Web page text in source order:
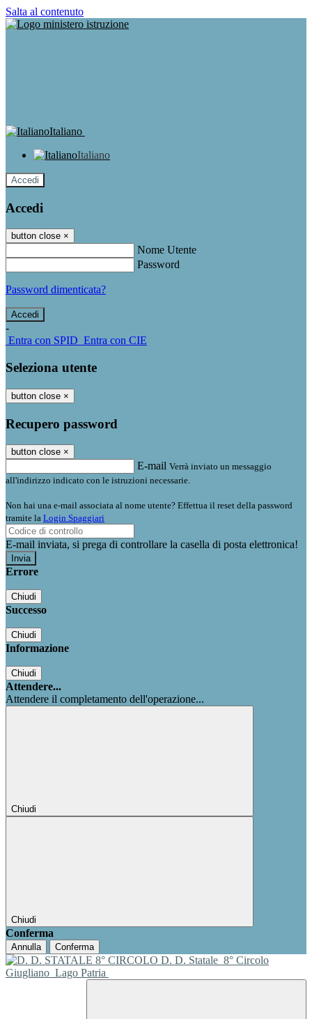
Salta al contenuto
Italiano
Italiano
Accedi
Accedi
button close ×
Nome Utente
Password
Password dimenticata?
-
Entra con SPID Entra con CIE
Seleziona utente
button close ×
Recupero password
button close ×
E-mail Verrà inviato un messaggio
all'indirizzo indicato con le istruzioni necessarie.
Non hai una e-mail associata al nome utente? Effettua il reset della password
tramite la Login Spaggiari
E-mail inviata, si prega di controllare la casella di posta elettronica!
Errore
Chiudi
Successo
Chiudi
Informazione
Chiudi
Attendere...
Attendere il completamento dell'operazione...
Chiudi
Chiudi
Conferma
Annulla Conferma
D. D. Statale 8° Circolo
Giugliano Lago Patria